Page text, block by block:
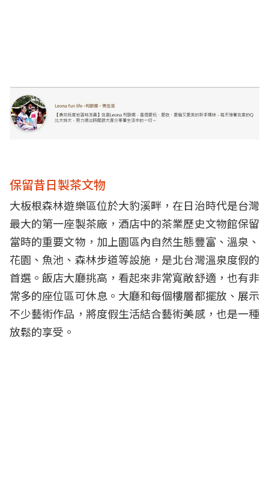
保留昔日製茶文物
大板根森林遊樂區位於大豹溪畔，在日治時代是台灣
最大的第一座製茶廠，酒店中的茶業歷史文物館保留
當時的重要文物，加上園區內自然生態豐富、溫泉、
花園、魚池、森林步道等設施，是北台灣溫泉度假的
首選。飯店大廳挑高，看起來非常寬敞舒適，也有非
常多的座位區可休息。大廳和每個樓層都擺放、展示
不少藝術作品，將度假生活結合藝術美感，也是一種
放鬆的享受。